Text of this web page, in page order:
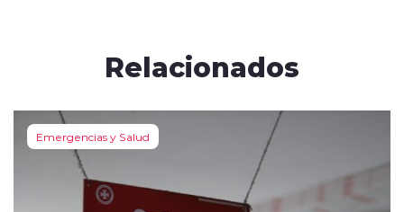
Relacionados
Emergencias y Salud